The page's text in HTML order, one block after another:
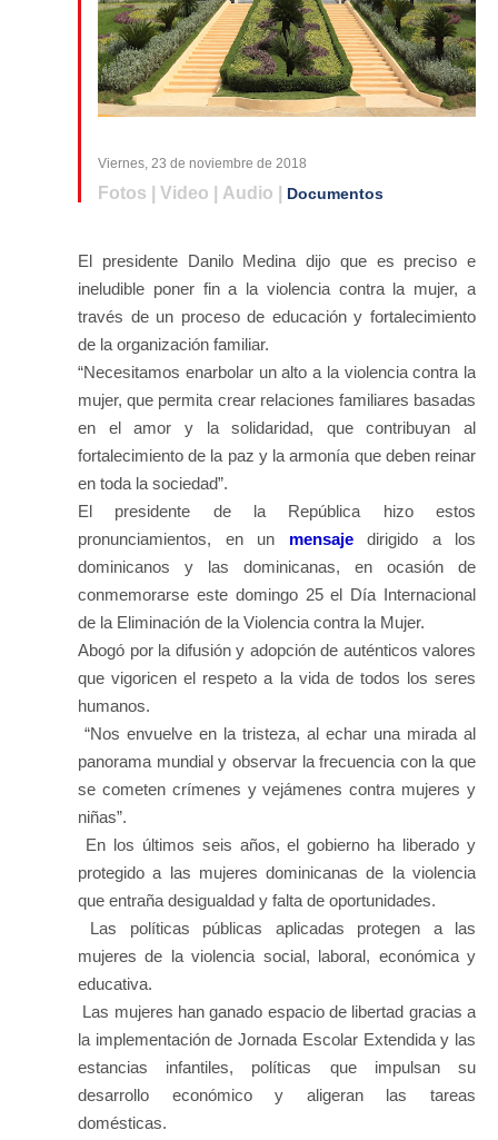
Viernes, 23 de noviembre de 2018
Fotos | Video | Audio | Documentos
El presidente Danilo Medina dijo que es preciso e
ineludible poner fin a la violencia contra la mujer, a
través de un proceso de educación y fortalecimiento
de la organización familiar.
“Necesitamos enarbolar un alto a la violencia contra la
mujer, que permita crear relaciones familiares basadas
en el amor y la solidaridad, que contribuyan al
fortalecimiento de la paz y la armonía que deben reinar
en toda la sociedad”.
El presidente de la República hizo estos
pronunciamientos, en un mensaje dirigido a los
dominicanos y las dominicanas, en ocasión de
conmemorarse este domingo 25 el Día Internacional
de la Eliminación de la Violencia contra la Mujer.
Abogó por la difusión y adopción de auténticos valores
que vigoricen el respeto a la vida de todos los seres
humanos.
“Nos envuelve en la tristeza, al echar una mirada al
panorama mundial y observar la frecuencia con la que
se cometen crímenes y vejámenes contra mujeres y
niñas”.
En los últimos seis años, el gobierno ha liberado y
protegido a las mujeres dominicanas de la violencia
que entraña desigualdad y falta de oportunidades.
Las políticas públicas aplicadas protegen a las
mujeres de la violencia social, laboral, económica y
educativa.
Las mujeres han ganado espacio de libertad gracias a
la implementación de Jornada Escolar Extendida y las
estancias infantiles, políticas que impulsan su
desarrollo económico y aligeran las tareas
domésticas.